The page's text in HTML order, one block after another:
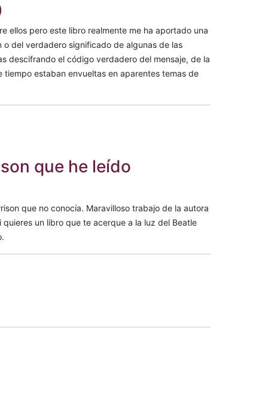
ellos pero este libro realmente me ha aportado una
del verdadero significado de algunas de las
descifrando el código verdadero del mensaje, de la
estaban envueltas en aparentes temas de
que he leído
que no conocía. Maravilloso trabajo de la autora
un libro que te acerque a la luz del Beatle